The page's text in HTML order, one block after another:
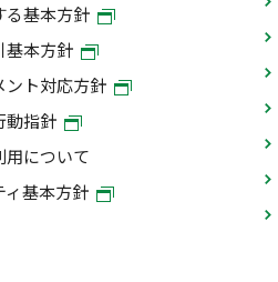
る基本方針
基本方針
ント対応方針
動指針
用について
ィ基本方針